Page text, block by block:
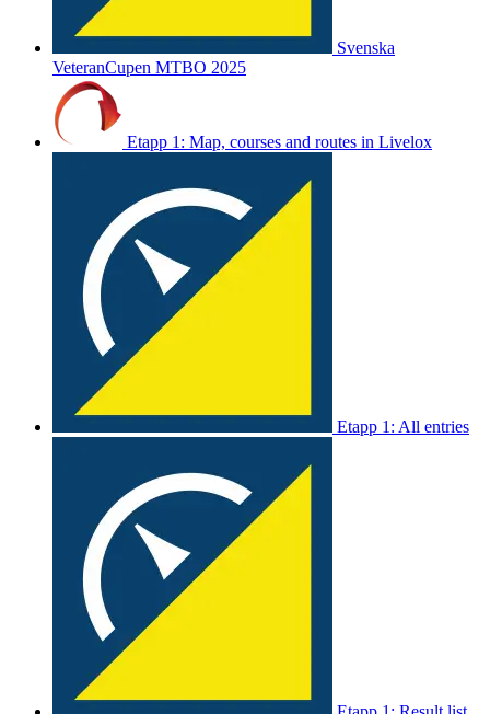
Svenska
VeteranCupen MTBO 2025
Etapp 1: Map, courses and routes in Livelox
Etapp 1: All entries